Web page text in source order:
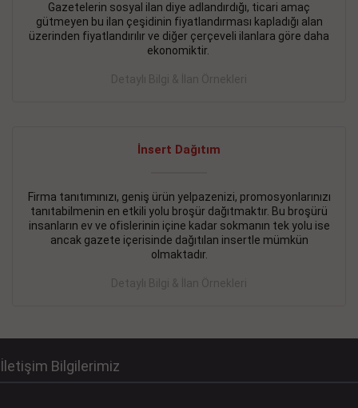
Gazetelerin sosyal ilan diye adlandırdığı, ticari amaç
gütmeyen bu ilan çeşidinin fiyatlandırması kapladığı alan
üzerinden fiyatlandırılır ve diğer çerçeveli ilanlara göre daha
ekonomiktir.
Detaylı Bilgi & İlan Örnekleri
İnsert Dağıtım
Firma tanıtımınızı, geniş ürün yelpazenizi, promosyonlarınızı
tanıtabilmenin en etkili yolu broşür dağıtmaktır. Bu broşürü
insanların ev ve ofislerinin içine kadar sokmanın tek yolu ise
ancak gazete içerisinde dağıtılan insertle mümkün
olmaktadır.
Detaylı Bilgi & İlan Örnekleri
İletişim Bilgilerimiz
İŞYERİ KİRALIK İlanı - 11.09.2018
BEYLİKDÜZÜ Kavaklıda 4 katlı bina
DEVREMÜLK KİRALIK İlanı- 11.09.2018
SİNYE Tekstile Şoförlüğü olan 35 yaşını aşmamış, Depo
elemanı alınacaktır. Osmanbey, Şişli
Devamını Gör